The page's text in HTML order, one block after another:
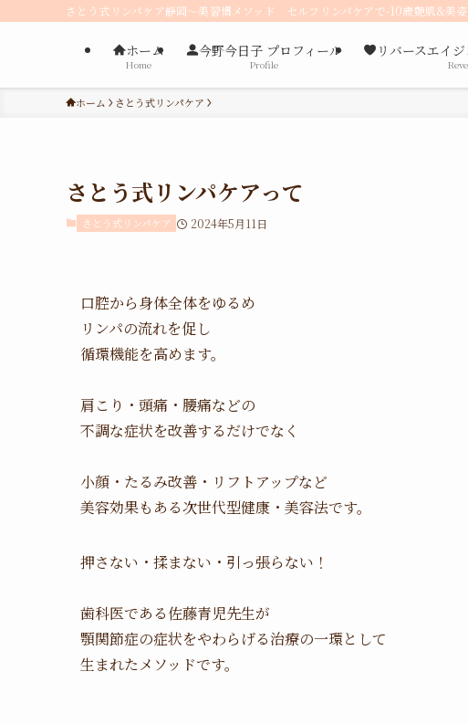
さとう式リンパケア静岡〜美習慣メソッド セルフリンパケアで-10歳艶肌&美
ホーム
Home
今野今日子 プロフィール
Profile
リバースエイ
ホーム さとう式リンパケア
さとう式リンパケアって
さとう式リンパケア 2024年5月11日
口腔から身体全体をゆるめ
リンパの流れを促し
循環機能を高めます。
肩こり・頭痛・腰痛などの
不調な症状を改善するだけでなく
小顔・たるみ改善・リフトアップなど
美容効果もある次世代型健康・美容法です。
押さない・揉まない・引っ張らない！
歯科医である佐藤青児先生が
顎関節症の症状をやわらげる治療の一環として
生まれたメソッドです。